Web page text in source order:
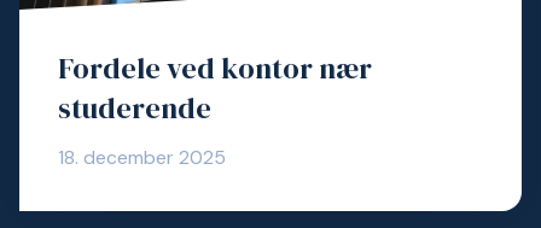
Fordele ved kontor nær
studerende
18. december 2025